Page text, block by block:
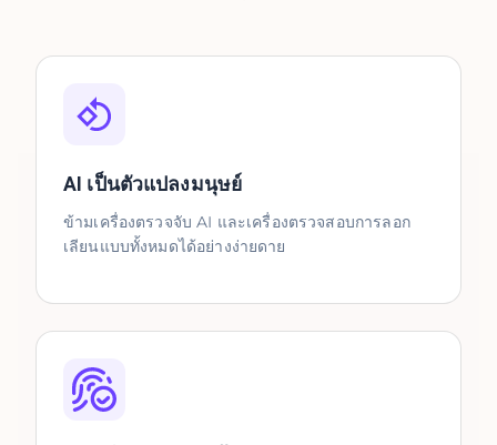
AI เป็นตัวแปลงมนุษย์
ข้ามเครื่องตรวจจับ AI และเครื่องตรวจสอบการลอก
เลียนแบบทั้งหมดได้อย่างง่ายดาย